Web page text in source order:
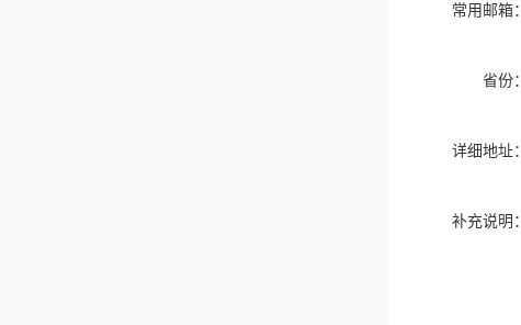
常用邮箱：
省份：
详细地址：
补充说明：